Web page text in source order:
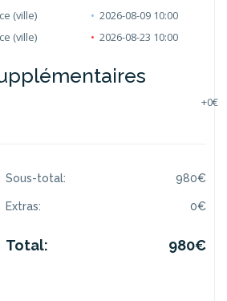
(ville)
2026-08-09 10:00
(ville)
2026-08-23 10:00
+0€
Sous-total: 980€
Extras: 0€
Total: 980€